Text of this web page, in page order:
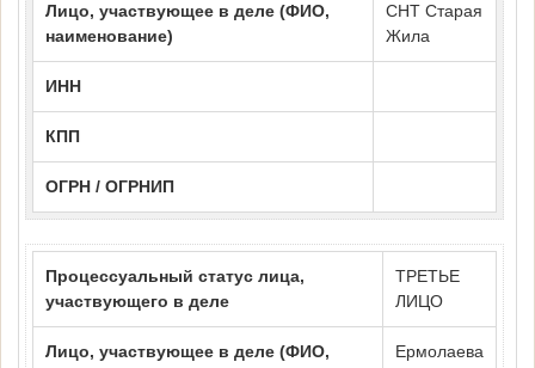
Лицо, участвующее в деле (ФИО,
наименование)
СНТ Старая
Жила
ИНН
КПП
ОГРН / ОГРНИП
Процессуальный статус лица,
участвующего в деле
ТРЕТЬЕ
ЛИЦО
Лицо, участвующее в деле (ФИО,
Ермолаева